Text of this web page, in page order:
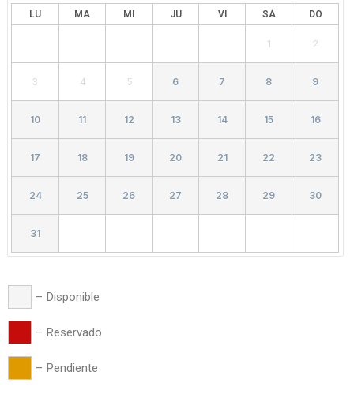
LU MA MI JU VI SÁ DO
1 2
3 4 5 6 7 8 9
10 11 12 13 14 15 16
17 18 19 20 21 22 23
24 25 26 27 28 29 30
31
– Disponible
– Reservado
– Pendiente